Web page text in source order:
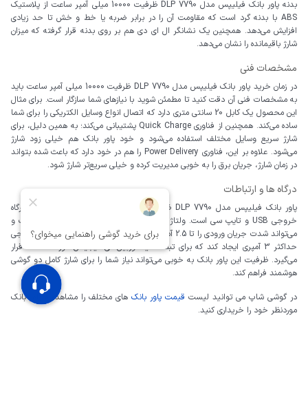
بدنه پاور بانک فیلیپس مدل DLP 7790 ظرفیت 10000 میلی آمپر ساعت از پلاستیک
ABS با بدنه گرد است که مقاومت آن را در برابر ضربه یا خط و خش تا حد زیادی
افزایش می‌دهد. همچنین یک نشانگر ال ای دی هم بر روی بدنه قرار گرفته که میزان
شارژ باقیمانده را نشان می‌دهد.
مشخصات فنی
در زمان خرید پاور بانک فیلیپس مدل DLP 7790 ظرفیت 10000 میلی آمپر ساعت باید
به مشخصات فنی آن دقت کنید تا مطمئن شوید با نیازهای شما سازگار است. برای مثال
این محصول یک کابل 20 سانتی متری دارد که اتصال انواع وسایل الکتریکی را برای شما
ساده می‌کند. همچنین از فناوری Quick Charge پشتیبانی می‌کند؛ به همین دلیل، برای
شارژ سریع وسایل مختلف استفاده می‌شود و خود پاور بانک هم خیلی زود شارژ
می‌شود. علاوه بر این، فناوری Power Delivery را هم در خود دارد که باعث شده بتواند
در زمان شارژ، جریان برق را به خوبی مدیریت کرده و خیلی سریع‌تر شارژ شود.
درگاه ها و ارتباطات
پاور بانک فیلیپس مدل DLP 7790 ظرفیت 10000 میلی آمپر ساعت دارای دو درگاه
خروجی USB و تایپ سی است. ولتاژ ورودی این محصول برابر 5 تا 12 ولت است و
می‌تواند شدت جریان ورودی را تا 2.5 آمپر تحمل کند. همچنین می‌تواند جریان خروجی
حداکثر 3 آمپری ایجاد کند که برای تبلت‌ها یا دوربین‌های دیجیتال مورد استفاده قرار
می‌گیرد. ظرفیت این پاور بانک به خوبی می‌تواند نیاز شما را برای شارژ کامل دو گوشی
هوشمند فراهم کند.
در گوشی شاپ می توانید لیست قیمت پاور بانکهای مختلف را مشاهده و پاور بانک
موردنظر خود را خریداری کنید.